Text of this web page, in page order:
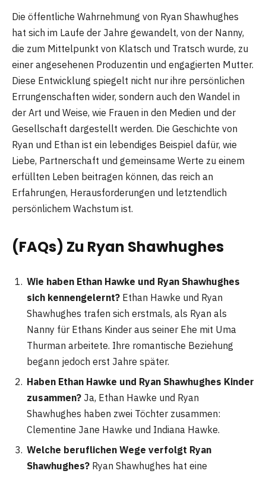
Die öffentliche Wahrnehmung von Ryan Shawhughes
hat sich im Laufe der Jahre gewandelt, von der Nanny,
die zum Mittelpunkt von Klatsch und Tratsch wurde, zu
einer angesehenen Produzentin und engagierten Mutter.
Diese Entwicklung spiegelt nicht nur ihre persönlichen
Errungenschaften wider, sondern auch den Wandel in
der Art und Weise, wie Frauen in den Medien und der
Gesellschaft dargestellt werden. Die Geschichte von
Ryan und Ethan ist ein lebendiges Beispiel dafür, wie
Liebe, Partnerschaft und gemeinsame Werte zu einem
erfüllten Leben beitragen können, das reich an
Erfahrungen, Herausforderungen und letztendlich
persönlichem Wachstum ist.
(FAQs) Zu Ryan Shawhughes
Wie haben Ethan Hawke und Ryan Shawhughes
sich kennengelernt? Ethan Hawke und Ryan
Shawhughes trafen sich erstmals, als Ryan als
Nanny für Ethans Kinder aus seiner Ehe mit Uma
Thurman arbeitete. Ihre romantische Beziehung
begann jedoch erst Jahre später.
Haben Ethan Hawke und Ryan Shawhughes Kinder
zusammen? Ja, Ethan Hawke und Ryan
Shawhughes haben zwei Töchter zusammen:
Clementine Jane Hawke und Indiana Hawke.
Welche beruflichen Wege verfolgt Ryan
Shawhughes? Ryan Shawhughes hat eine